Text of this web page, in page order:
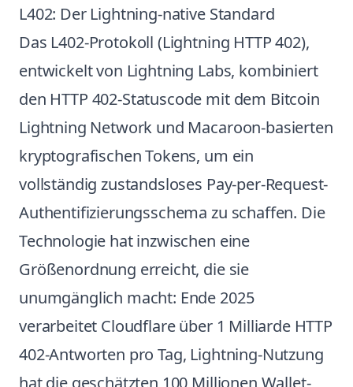
L402: Der Lightning-native Standard
Das L402-Protokoll (Lightning HTTP 402),
entwickelt von Lightning Labs, kombiniert
den HTTP 402-Statuscode mit dem Bitcoin
Lightning Network und Macaroon-basierten
kryptografischen Tokens, um ein
vollständig zustandsloses Pay-per-Request-
Authentifizierungsschema zu schaffen. Die
Technologie hat inzwischen eine
Größenordnung erreicht, die sie
unumgänglich macht: Ende 2025
verarbeitet Cloudflare über 1 Milliarde HTTP
402-Antworten pro Tag, Lightning-Nutzung
hat die geschätzten 100 Millionen Wallet-